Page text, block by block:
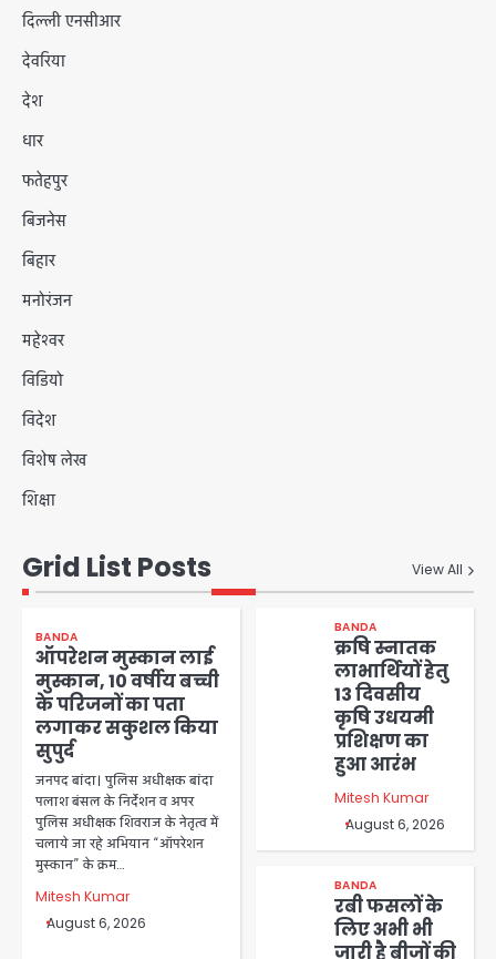
दिल्ली एनसीआर
देवरिया
देश
धार
फतेहपुर
बिजनेस
बिहार
मनोरंजन
महेश्वर
विडियो
विदेश
विशेष लेख
शिक्षा
Grid List Posts View All
BANDA
ऑपरेशन मुस्कान लाई
मुस्कान, 10 वर्षीय बच्ची
के परिजनों का पता
लगाकर सकुशल किया
सुपुर्द
जनपद बांदा। पुलिस अधीक्षक बांदा
पलाश बंसल के निर्देशन व अपर
पुलिस अधीक्षक शिवराज के नेतृत्व में
चलाये जा रहे अभियान “ऑपरेशन
मुस्कान” के क्रम…
Mitesh Kumar
August 6, 2026
BANDA
क्रषि स्नातक
लाभार्थियों हेतु
13 दिवसीय
कृषि उधयमी
प्रशिक्षण का
हुआ आरंभ
Mitesh Kumar
August 6, 2026
BANDA
रबी फसलों के
लिए अभी भी
जारी है बीजों की